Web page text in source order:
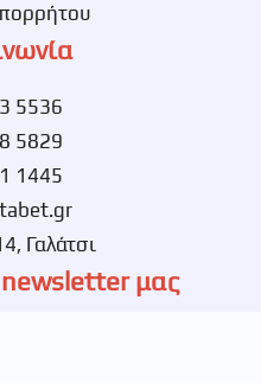
5536
5829
1445
Γαλάτσι
newsletter μας